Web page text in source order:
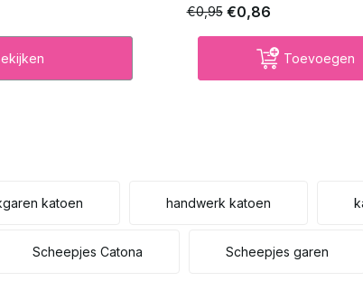
€0,95 €0,86
Toevoegen
katoen handwerk katoen
Scheepjes Catona Scheepjes garen